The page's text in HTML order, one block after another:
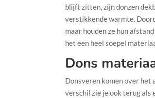
blijft zitten, zijn donzen
verstikkende warmte.
maar houden ze hun
het een heel soepel
Dons
Donsveren komen over het
verschil zie je ook terug als